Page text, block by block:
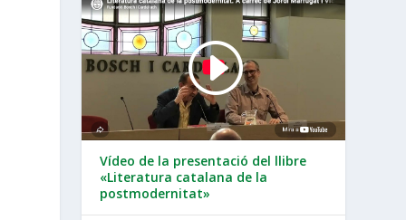
Vídeo de la presentació del llibre
«Literatura catalana de la
postmodernitat»